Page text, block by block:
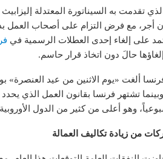
أجر، مع فرض التزام على أصحاب العمل
على إلغاء إحدى العطلات الرسمية في
حالَ دون اتخاذ قرار حاسم.
وهو أعلى من كثير من الدول الأوروبية
من زيادة تكاليف العمالة